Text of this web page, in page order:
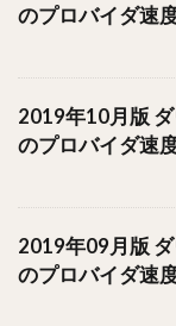
のプロバイダ速
2019年10月版
のプロバイダ速
2019年09月版
のプロバイダ速